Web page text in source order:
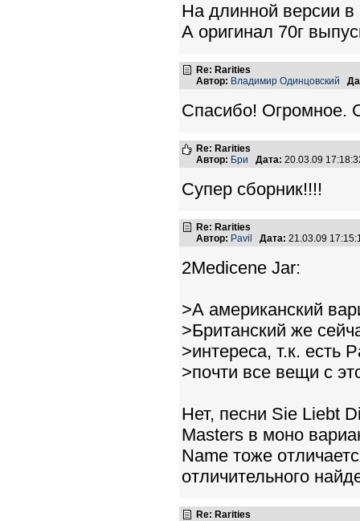
На длинной версии в
А оригинал 70г
Re: Rarities
Автор: Владимир Одинцовский
Спасибо! Огромное.
Re: Rarities
Автор: Бри Дата: 20.03.09
Супер сборник!!!!
Re: Rarities
Автор: Pavil Дата: 21.03.09
2Medicene Jar:
>А американский
>Британский же
>интереса, т.к. есть
>почти все вещи с
Нет, песни Sie Liebt
Masters в моно
Name тоже
отличительного
Re: Rarities